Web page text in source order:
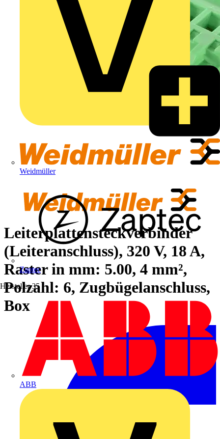
Weidmüller
Zaptec
Hersteller 35
ABB
Leiterplattensteckverbinder
(Leiteranschluss), 320 V, 18 A,
Raster in mm: 5.00, 4 mm²,
Polzahl: 6, Zugbügelanschluss,
Box